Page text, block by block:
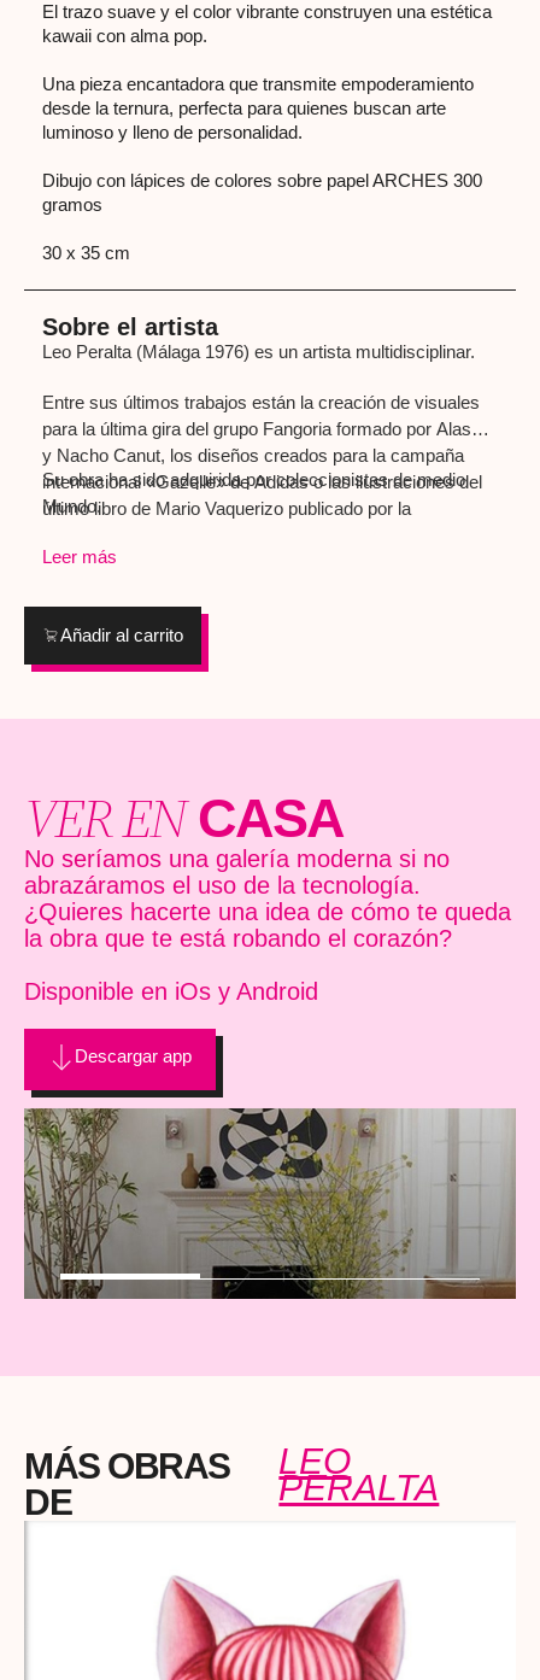
El trazo suave y el color vibrante construyen una estética
kawaii con alma pop.
Una pieza encantadora que transmite empoderamiento
desde la ternura, perfecta para quienes buscan arte
luminoso y lleno de personalidad.
Dibujo con lápices de colores sobre papel ARCHES 300
gramos
30 x 35 cm
Sobre el artista
Leo Peralta (Málaga 1976) es un artista multidisciplinar.
Entre sus últimos trabajos están la creación de visuales
para la última gira del grupo Fangoria formado por Alaska
y Nacho Canut, los diseños creados para la campaña
internacional «Gazelle» de Adidas o las ilustraciones del
último libro de Mario Vaquerizo publicado por la
saber» dedicó un monográfico a su obra, que ha
internacionales y que ha sido expuesta en galerías y
museos tales como el Museo Thyssen de Málaga o La
Fresh Gallery deMadrid, además de colaborar con
Pompidou de Málaga.
Su obra ha sido adquirida por coleccionistas de medio
Mundo.
Leer más
Añadir al carrito
VER ENCASA
No seríamos una galería moderna si no
abrazáramos el uso de la tecnología.
¿Quieres hacerte una idea de cómo te queda
la obra que te está robando el corazón?
Disponible en iOs y Android
Descargar app
MÁS OBRAS
DE
LEO
PERALTA